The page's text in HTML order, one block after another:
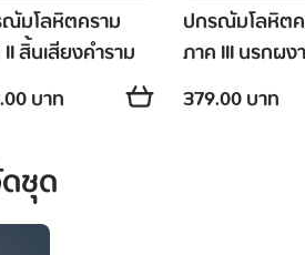
ราคารูป
ราค
รา
มโลหิตคราม
สิ้นเสียงคำราม
บาท
ปกรณัมโลหิต
ภาค III นรกผง
379.00 บาท
ชุด